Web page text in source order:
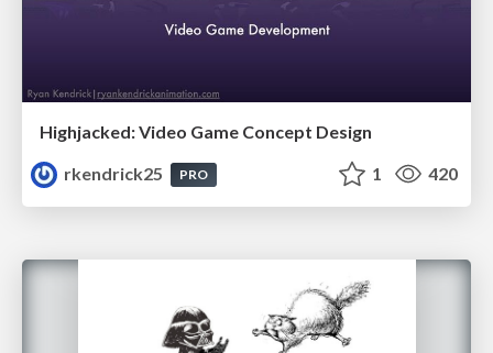
Highjacked: Video Game Concept Design
rkendrick25
PRO 1 420